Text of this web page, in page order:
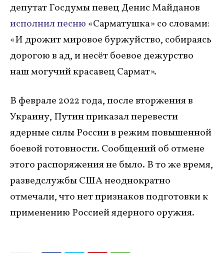
депутат Госдумы певец Денис Майданов
исполнил песню «Сарматушка» со словами:
«И дрожит мировое буржуйство, собираясь
дорогою в ад, и несёт боевое дежурство
наш могучий красавец Сармат».
В феврале 2022 года, после вторжения в
Украину, Путин приказал перевести
ядерные силы России в режим повышенной
боевой готовности. Сообщений об отмене
этого распоряжения не было. В то же время,
разведслужбы США неоднократно
отмечали, что нет признаков подготовки к
применению Россией ядерного оружия.